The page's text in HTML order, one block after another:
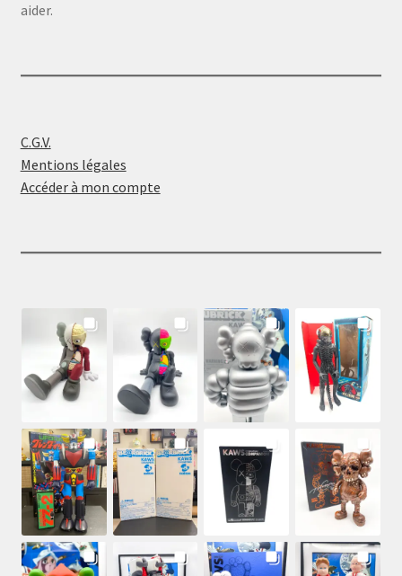
aider.
C.G.V.
Mentions légales
Accéder à mon compte